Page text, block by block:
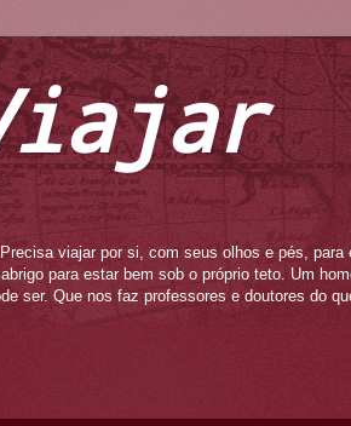
viajar por si, com seus olhos e pés,
para estar bem sob o próprio teto. Um
ser. Que nos faz professores e doutores do